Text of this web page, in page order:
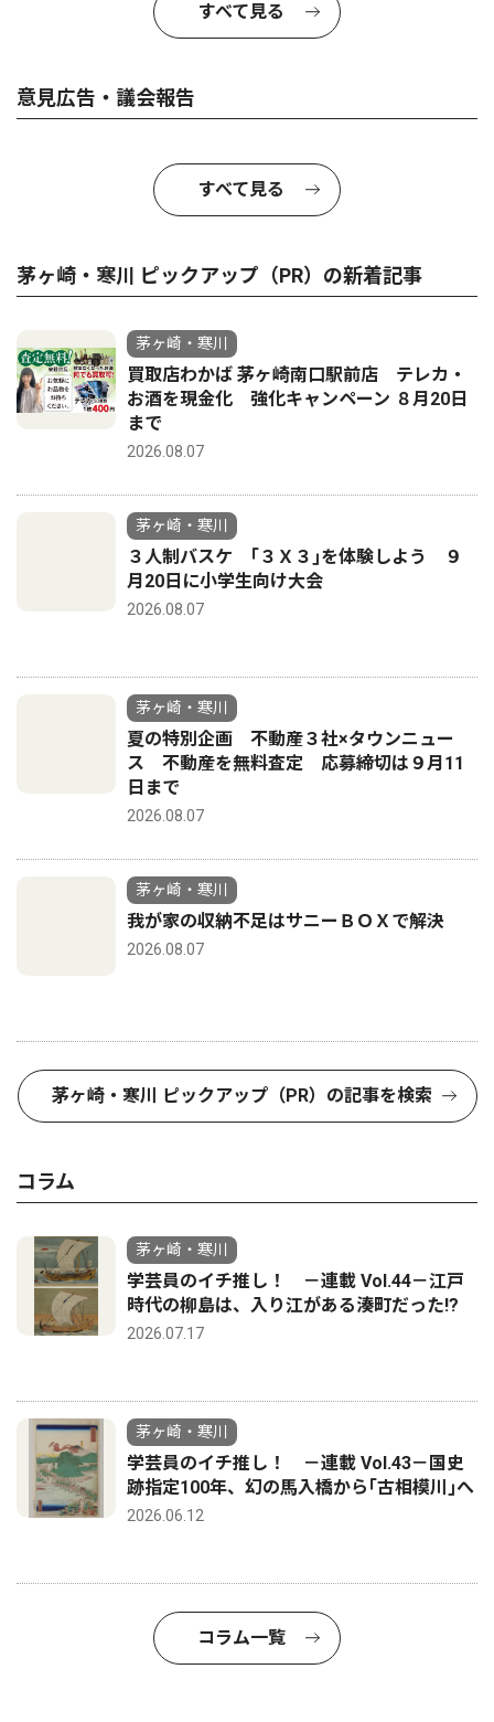
すべて見る
意見広告・議会報告
すべて見る
茅ヶ崎・寒川 ピックアップ（PR）の新着記事
茅ヶ崎・寒川
買取店わかば 茅ヶ崎南口駅前店 テレカ・
お酒を現金化 強化キャンペーン ８月20日
まで
2026.08.07
茅ヶ崎・寒川
３人制バスケ ｢３Ｘ３｣を体験しよう ９
月20日に小学生向け大会
2026.08.07
茅ヶ崎・寒川
夏の特別企画 不動産３社×タウンニュー
ス 不動産を無料査定 応募締切は９月11
日まで
2026.08.07
茅ヶ崎・寒川
我が家の収納不足はサニーＢＯＸで解決
2026.08.07
茅ヶ崎・寒川 ピックアップ（PR）の記事を検索
コラム
茅ヶ崎・寒川
学芸員のイチ推し！ －連載 Vol.44－江戸
時代の柳島は、入り江がある湊町だった!?
2026.07.17
茅ヶ崎・寒川
学芸員のイチ推し！ －連載 Vol.43－国史
跡指定100年、幻の馬入橋から｢古相模川｣へ
2026.06.12
コラム一覧